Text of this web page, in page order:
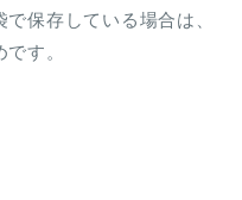
保存している場合は、
す。